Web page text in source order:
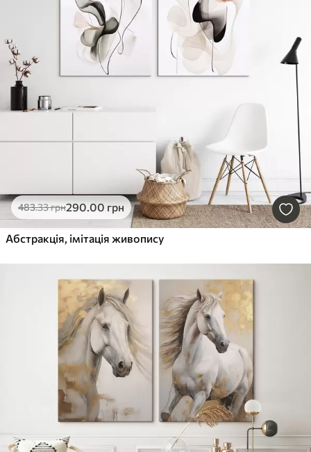
483.33грн290.00 грн
Абстракція, імітація живопису